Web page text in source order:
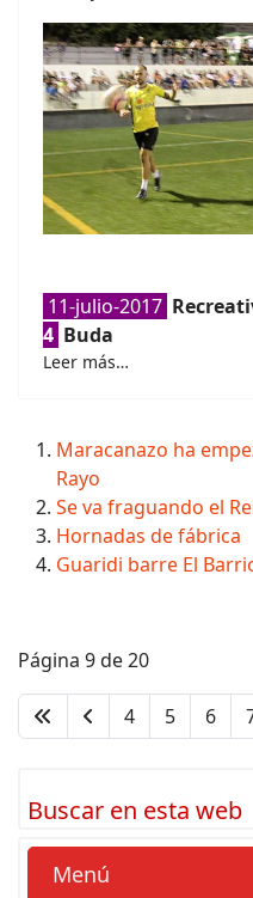
11-julio-2017
4 Buda
Leer más…
Maracanazo ha
Rayo
Se va fraguando el
Hornadas de fábrica
Guaridi barre El
Página 9 de 20
4 5 6
Buscar en esta web
Menú